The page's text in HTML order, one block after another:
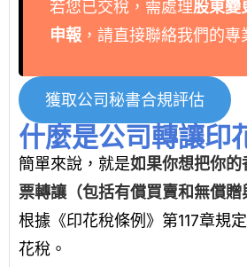
若您已交稅，需處理股東變
申報 ，請直接聯絡我們的專
獲取公司秘書合規評估
什麼是公司轉讓印
簡單來說，就是如果你想把你
票轉讓（包括有償買賣和無償贈
根據《印花稅條例》第117章規
花稅。